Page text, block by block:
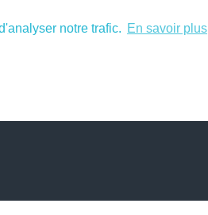
notre trafic. En savoir plus